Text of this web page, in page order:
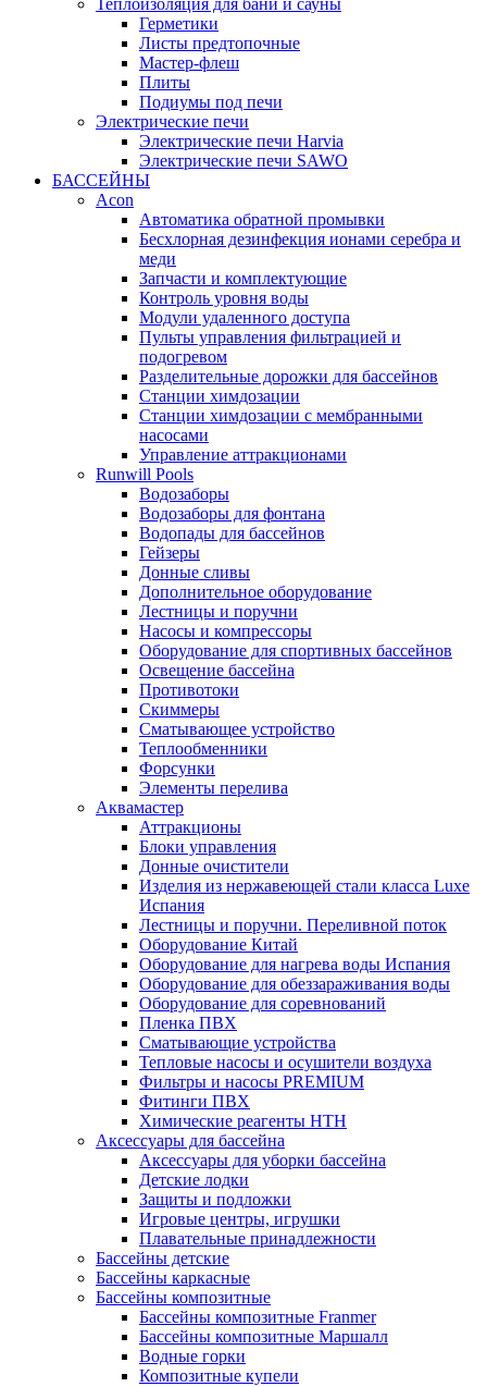
Теплоизоляция для бани и сауны
Герметики
Листы предтопочные
Мастер-флеш
Плиты
Подиумы под печи
Электрические печи
Электрические печи Harvia
Электрические печи SAWO
БАССЕЙНЫ
Acon
Автоматика обратной промывки
Беcхлорная дезинфекция ионами серебра и
меди
Запчасти и комплектующие
Контроль уровня воды
Модули удаленного доступа
Пульты управления фильтрацией и
подогревом
Разделительные дорожки для бассейнов
Станции химдозации
Станции химдозации с мембранными
насосами
Управление аттракционами
Runwill Pools
Водозаборы
Водозаборы для фонтана
Водопады для бассейнов
Гейзеры
Донные сливы
Дополнительное оборудование
Лестницы и поручни
Насосы и компрессоры
Оборудование для спортивных бассейнов
Освещение бассейна
Противотоки
Скиммеры
Сматывающее устройство
Теплообменники
Форсунки
Элементы перелива
Аквамастер
Аттракционы
Блоки управления
Донные очистители
Изделия из нержавеющей стали класса Luxe
Испания
Лестницы и поручни. Переливной поток
Оборудование Китай
Оборудование для нагрева воды Испания
Оборудование для обеззараживания воды
Оборудование для соревнований
Пленка ПВХ
Сматывающие устройства
Тепловые насосы и осушители воздуха
Фильтры и насосы PREMIUM
Фитинги ПВХ
Химические реагенты HTH
Аксессуары для бассейна
Аксессуары для уборки бассейна
Детские лодки
Защиты и подложки
Игровые центры, игрушки
Плавательные принадлежности
Бассейны детские
Бассейны каркасные
Бассейны композитные
Бассейны композитные Franmer
Бассейны композитные Маршалл
Водные горки
Композитные купели